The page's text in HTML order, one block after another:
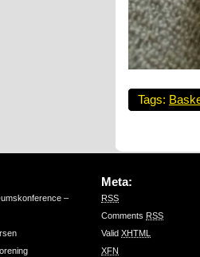
Tags:
–
Meta:
RSS
Comments RSS
Valid XHTML
XFN